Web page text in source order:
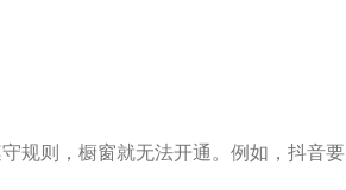
规则，橱窗就无法开通。例如，抖音要